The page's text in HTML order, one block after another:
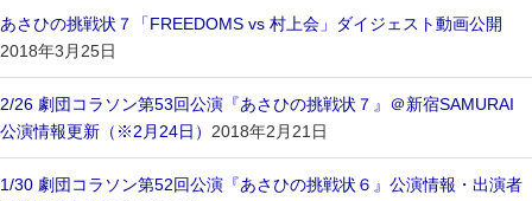
あさひの挑戦状７「FREEDOMS vs 村上会」ダイジェスト動画公開
2018年3月25日
2/26 劇団コラソン第53回公演『あさひの挑戦状７』＠新宿SAMURAI
公演情報更新（※2月24日） 2018年2月21日
1/30 劇団コラソン第52回公演『あさひの挑戦状６』公演情報・出演者